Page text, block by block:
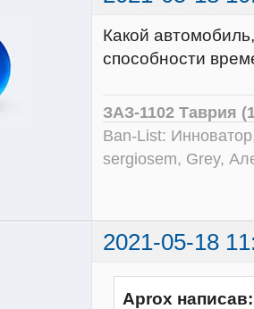
Какой
способности
ЗАЗ-1102 Таврия
Ban-List:
sergiosem, Grey,
2021-05-18
Aprox написав: